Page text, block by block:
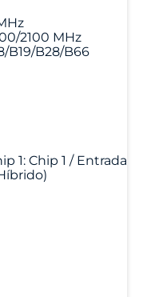
2100 MHz
B19/B28/B66
1: Chip 1 / Entrada